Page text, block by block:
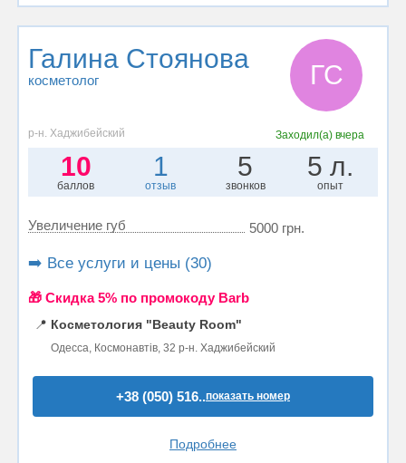
Галина Стоянова
косметолог ГС
р-н. Хаджибейский Заходил(а) вчера
10
баллов
1
отзыв
5
звонков
5 л.
опыт
Увеличение губ 5000 грн.
➡️ Все услуги и цены (30)
🎁 Cкидка 5% по промокоду Barb
📍 Косметология "Beauty Room"
Одесса, Космонавтів, 32 р-н. Хаджибейский
+38 (050) 516..показать номер
Подробнее